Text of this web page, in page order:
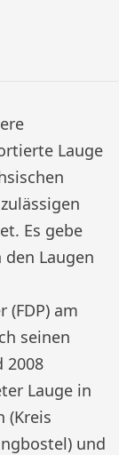
Lauge
Es gebe
Laugen
am
seinen
2008
Lauge in
(Kreis
und